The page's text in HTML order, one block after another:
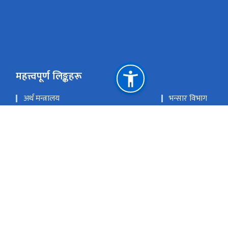
महत्त्वपूर्ण लिङ्कहरू
अर्थ मन्त्रालय
भन्सार विभाग